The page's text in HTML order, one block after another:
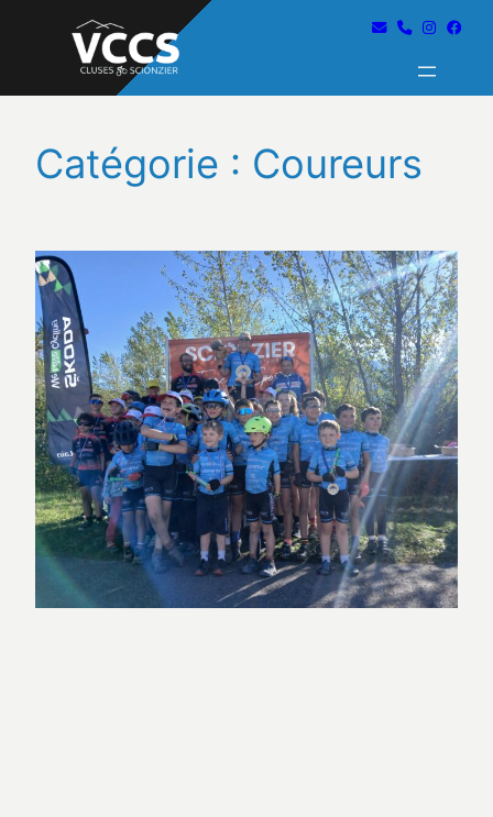
Catégorie : Coureurs